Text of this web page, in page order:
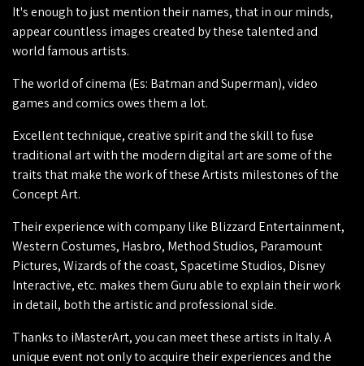
It's enough to just mention their names, that in our minds,
appear countless images created by these talented and
world famous artists.
The world of cinema (Es: Batman and Superman), video
games and comics owes them a lot.
Excellent technique, creative spirit and the skill to fuse
traditional art with the modern digital art are some of the
traits that make the work of these Artists milestones of the
Concept Art.
Their experience with company like Blizzard Entertainment,
Western Costumes, Hasbro, Method Studios, Paramount
Pictures, Wizards of the coast, Spacetime Studios, Disney
Interactive, etc. makes them Guru able to explain their work
in detail, both the artistic and professional side.
Thanks to iMasterArt, you can meet these artists in Italy. A
unique event not only to acquire their experiences and the